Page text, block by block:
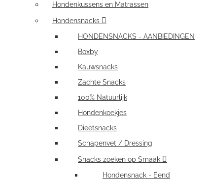
Hondenkussens en Matrassen
Hondensnacks
HONDENSNACKS - AANBIEDINGEN
Boxby
Kauwsnacks
Zachte Snacks
100% Natuurlijk
Hondenkoekjes
Dieetsnacks
Schapenvet / Dressing
Snacks zoeken op Smaak
Hondensnack - Eend